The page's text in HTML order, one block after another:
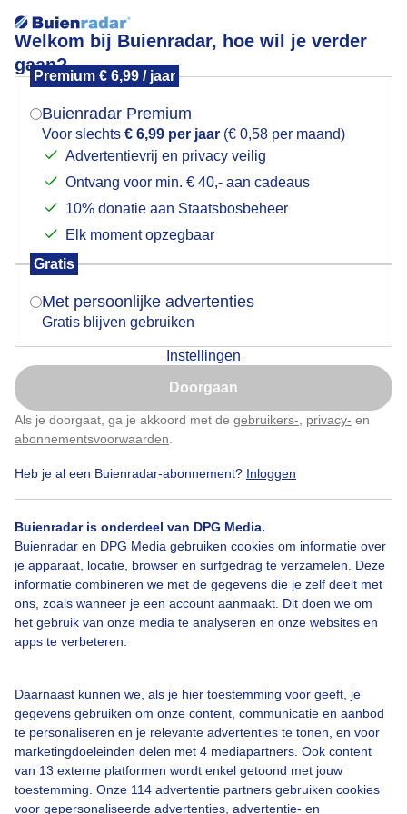
Welkom bij Buienradar, hoe wil je verder
gaan?
Premium € 6,99 / jaar
Buienradar Premium
Voor slechts € 6,99 per jaar (€ 0,58 per maand)
Advertentievrij en privacy veilig
Ontvang voor min. € 40,- aan cadeaus
10% donatie aan Staatsbosbeheer
Elk moment opzegbaar
Gratis
Met persoonlijke advertenties
Gratis blijven gebruiken
Instellingen
Doorgaan
Als je doorgaat, ga je akkoord met de gebruikers- privacy- en
abonnementsvoorwaarden
Heb je al een Buienradar-abonnement? Inloggen
Buienradar is onderdeel van DPG Media.
Buienradar en DPG Media gebruiken cookies om informatie over
je apparaat, locatie, browser en surfgedrag te verzamelen. Deze
informatie combineren we met de gegevens die je zelf deelt met
ons, zoals wanneer je een account aanmaakt. Dit doen we om
het gebruik van onze media te analyseren en onze websites en
apps te verbeteren.
Daarnaast kunnen we, als je hier toestemming voor geeft, je
gegevens gebruiken om onze content, communicatie en aanbod
te personaliseren en je relevante advertenties te tonen, en voor
marketingdoeleinden delen met 4 mediapartners. Ook content
van 13 externe platformen wordt enkel getoond met jouw
toestemming. Onze 114 advertentie partners gebruiken cookies
voor gepersonaliseerde advertenties, advertentie- en
schoorsteen
Een moment geduld aub...
Populaire categorieën
Lente
Zomer
Over Buienradar
Bedrijfsgegevens
Veelgestelde vragen
Contact
Toegankelijkheid
Buienradar Team
Privacy beleid
Cookie beleid
Privacy instellingen
Mogen we je locatie gebruiken voor het
Indien je hier nog geen akkoord op hebt gegeven,
verschijnt er zo een pop-up uit je browser waarin
Is goed, toon de popup
Nu niet, misschien later
Klik hierom dit aan te passen